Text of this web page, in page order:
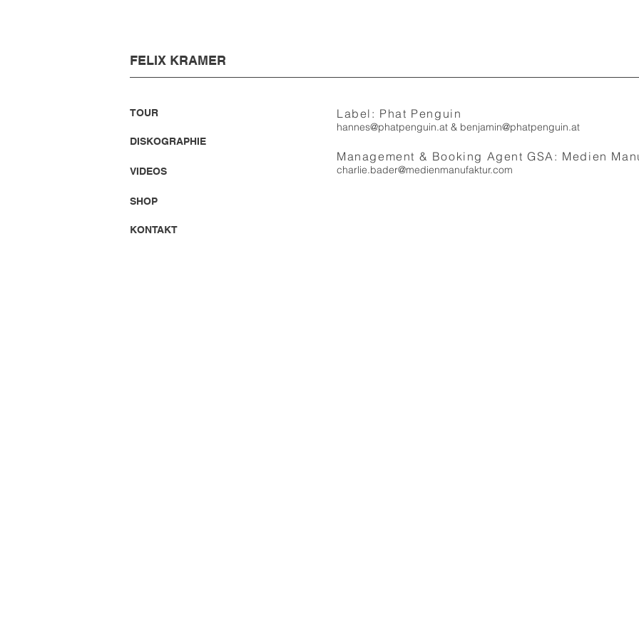
FELIX KRAMER
TOUR
DISKOGRAPHIE
VIDEOS
Label: Phat Penguin
hannes@phatpenguin.at & benjamin@phatpenguin.at
Management & Booking Agent GSA: Medien
charlie.bader@medienmanufaktur.com
SHOP
KONTAKT